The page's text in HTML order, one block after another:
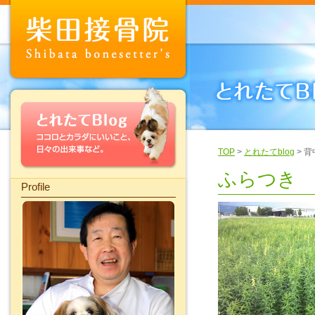
Profile
TOP > とれたてblog > 背
ふらつき